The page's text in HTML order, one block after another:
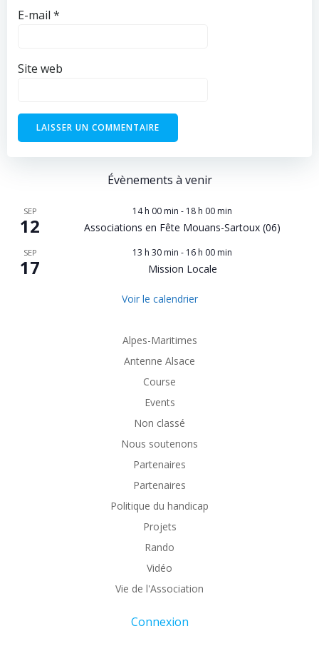
E-mail *
Site web
Évènements à venir
SEP
12
14 h 00 min - 18 h 00 min
Associations en Fête Mouans-Sartoux (06)
SEP
17
13 h 30 min - 16 h 00 min
Mission Locale
Voir le calendrier
Alpes-Maritimes
Antenne Alsace
Course
Events
Non classé
Nous soutenons
Partenaires
Partenaires
Politique du handicap
Projets
Rando
Vidéo
Vie de l'Association
Connexion